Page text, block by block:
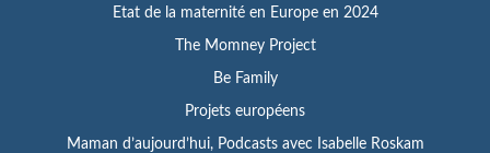
Etat de la maternité en Europe en 2024
The Momney Project
Be Family
Projets européens
Maman d’aujourd’hui, Podcasts avec Isabelle Roskam